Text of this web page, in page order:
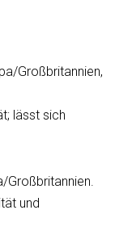
Großbritannien,
lässt sich
Großbritannien.
und